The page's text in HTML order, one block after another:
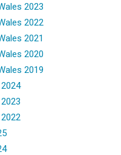
2023
2022
2021
2020
2019